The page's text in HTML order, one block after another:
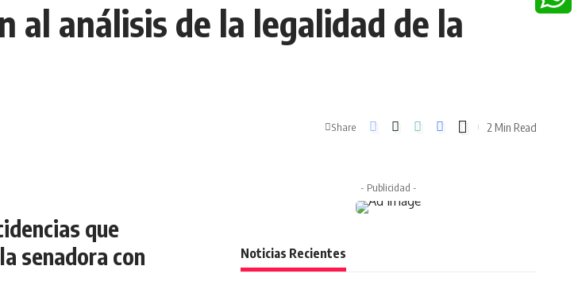
al análisis de la legalidad de la
Share 2 Min Read
que
senadora con
- Publicidad -
Noticias Recientes